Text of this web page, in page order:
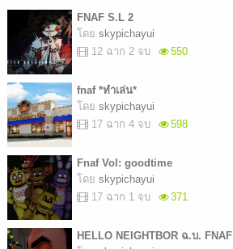
FNAF S.L 2
โดย skypichayui
12 ฉาก 2 จบ
550
fnaf *ทำเล่น*
โดย skypichayui
17 ฉาก 4 จบ
598
Fnaf Vol: goodtime
โดย skypichayui
17 ฉาก 1 จบ
371
HELLO NEIGHTBOR ฉ.บ. FNAF